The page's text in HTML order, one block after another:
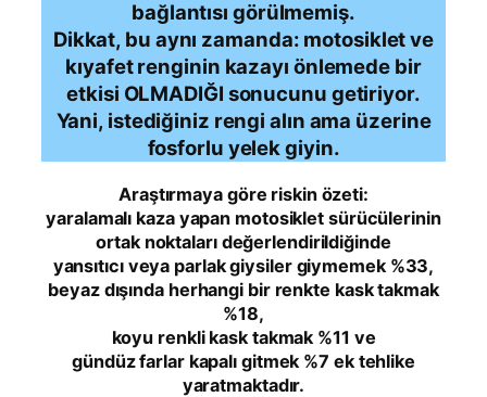
bağlantısı görülmemiş.
Dikkat, bu aynı zamanda: motosiklet ve
kıyafet renginin kazayı önlemede bir
etkisi OLMADIĞI sonucunu getiriyor.
Yani, istediğiniz rengi alın ama üzerine
fosforlu yelek giyin.
Araştırmaya göre riskin özeti:
yaralamalı kaza yapan motosiklet sürücülerinin
ortak noktaları değerlendirildiğinde
yansıtıcı veya parlak giysiler giymemek %33,
beyaz dışında herhangi bir renkte kask takmak
%18,
koyu renkli kask takmak %11 ve
gündüz farlar kapalı gitmek %7 ek tehlike
yaratmaktadır.